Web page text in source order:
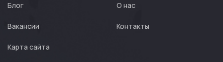
Блог О нас
Вакансии Контакты
Карта сайта